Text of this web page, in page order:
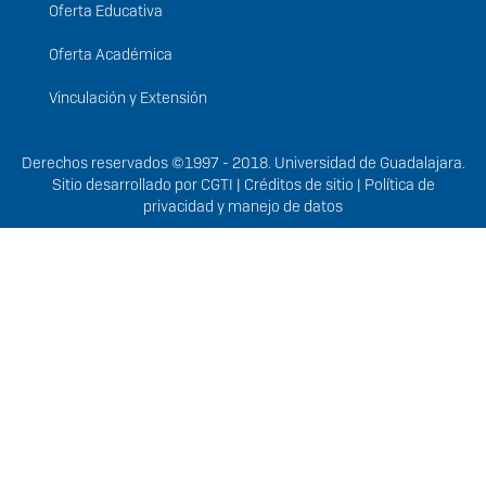
Oferta Educativa
Oferta Académica
Vinculación y Extensión
Derechos
Derechos reservados ©1997 - 2018. Universidad de Guadalajara.
Sitio desarrollado por CGTI | Créditos de sitio | Política de
privacidad y manejo de datos